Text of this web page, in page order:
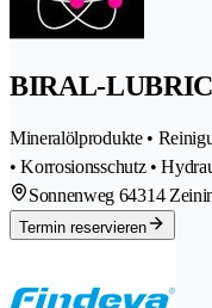
BIRAL-
Mineralölprodukte •
• Korrosionsschutz •
Sonnenweg 64314
Termin reservieren